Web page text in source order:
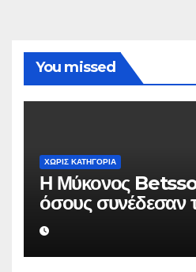
You missed
ΧΩΡΊΣ ΚΑΤΗΓΟΡΊΑ
Η Μύκονος
όσους συνέδεσαν
με την ιστορική